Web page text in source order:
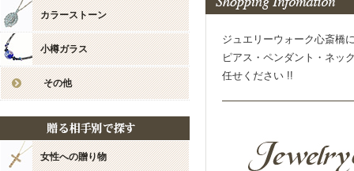
ありがとうございます。
繊細ながらも煌めく、こち
装いや場所を選ばず、楽し
ジュエリーウォーク心斎橋
ピアス・ペンダント・ネッ
任せください !!
カラーストーン
小樽ガラス
その他
女性への贈り物